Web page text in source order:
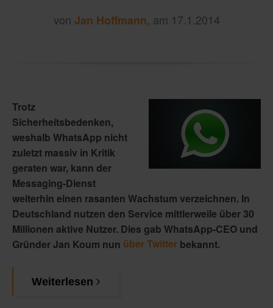
von Jan Hoffmann, am 17.1.2014
Trotz
Sicherheitsbedenken,
weshalb WhatsApp nicht
zuletzt massiv in Kritik
geraten war, kann der
Messaging-Dienst
weiterhin einen rasanten Wachstum verzeichnen. In
Deutschland nutzen den Service mittlerweile über 30
Millionen aktive Nutzer. Dies gab WhatsApp-CEO und
Gründer Jan Koum nun über Twitter bekannt.
Weiterlesen